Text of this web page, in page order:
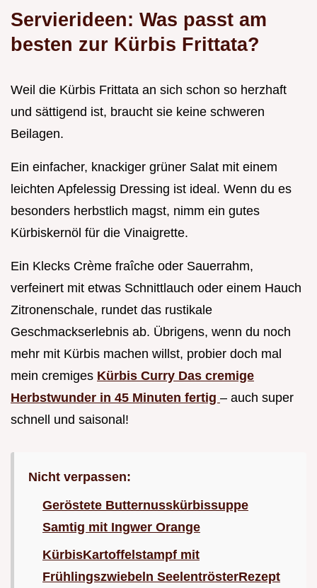
Servierideen: Was passt am
besten zur Kürbis Frittata?
Weil die Kürbis Frittata an sich schon so herzhaft
und sättigend ist, braucht sie keine schweren
Beilagen.
Ein einfacher, knackiger grüner Salat mit einem
leichten Apfelessig Dressing ist ideal. Wenn du es
besonders herbstlich magst, nimm ein gutes
Kürbiskernöl für die Vinaigrette.
Ein Klecks Crème fraîche oder Sauerrahm,
verfeinert mit etwas Schnittlauch oder einem Hauch
Zitronenschale, rundet das rustikale
Geschmackserlebnis ab. Übrigens, wenn du noch
mehr mit Kürbis machen willst, probier doch mal
mein cremiges Kürbis Curry Das cremige
Herbstwunder in 45 Minuten fertig – auch super
schnell und saisonal!
Nicht verpassen:
Geröstete Butternusskürbissuppe
Samtig mit Ingwer Orange
KürbisKartoffelstampf mit
Frühlingszwiebeln SeelentrösterRezept